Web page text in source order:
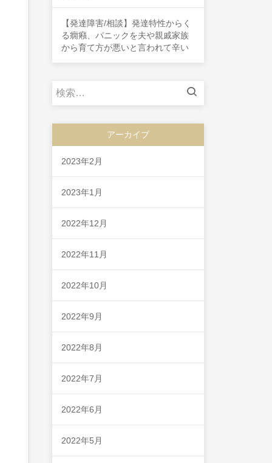
【発達障害/相談】発達特性からく
る癇癪、パニックを夫や親戚家族
から育て方が悪いと言われて辛い
検
アーカイブ
2023年2月
2023年1月
2022年12月
2022年11月
2022年10月
2022年9月
2022年8月
2022年7月
2022年6月
2022年5月